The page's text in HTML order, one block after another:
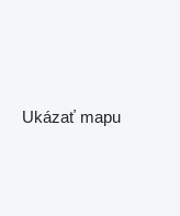
Ukázať mapu